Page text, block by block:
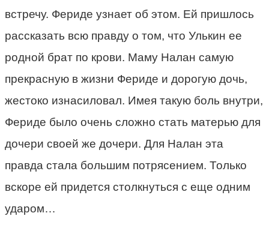
встречу. Фериде узнает об этом. Ей пришлось
рассказать всю правду о том, что Улькин ее
родной брат по крови. Маму Налан самую
прекрасную в жизни Фериде и дорогую дочь,
жестоко изнасиловал. Имея такую боль внутри,
Фериде было очень сложно стать матерью для
дочери своей же дочери. Для Налан эта
правда стала большим потрясением. Только
вскоре ей придется столкнуться с еще одним
ударом…